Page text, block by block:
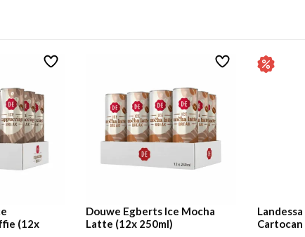
(12x
Douwe Egberts Ice Mocha
Latte (12x 250ml)